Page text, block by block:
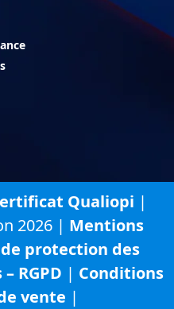
Qualiopi |
2026 | Mentions
protection des
RGPD | Conditions
vente |